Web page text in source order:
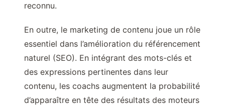
reconnu.
En outre, le marketing de contenu joue un rôle
essentiel dans l’amélioration du référencement
naturel (SEO). En intégrant des mots-clés et
des expressions pertinentes dans leur
contenu, les coachs augmentent la probabilité
d’apparaître en tête des résultats des moteurs